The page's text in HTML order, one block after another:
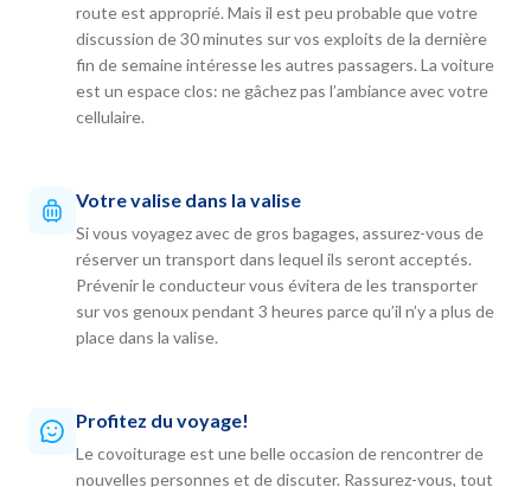
route est approprié. Mais il est peu probable que votre
discussion de 30 minutes sur vos exploits de la dernière
fin de semaine intéresse les autres passagers. La voiture
est un espace clos: ne gâchez pas l’ambiance avec votre
cellulaire.
Votre valise dans la valise
Si vous voyagez avec de gros bagages, assurez-vous de
réserver un transport dans lequel ils seront acceptés.
Prévenir le conducteur vous évitera de les transporter
sur vos genoux pendant 3 heures parce qu’il n’y a plus de
place dans la valise.
Profitez du voyage!
Le covoiturage est une belle occasion de rencontrer de
nouvelles personnes et de discuter. Rassurez-vous, tout